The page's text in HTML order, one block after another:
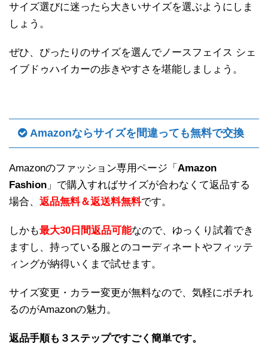
サイズ選びに迷ったら大きいサイズを選ぶようにしま
しょう。
ぜひ、ぴったりのサイズを選んでノースフェイス シェ
イブドゥハイカーの歩きやすさを堪能しましょう。
Amazonならサイズを間違っても無料で交換
Amazonのファッション専用ページ「 Amazon
Fashion 」で購入すればサイズが合わなくて返品する
場合、 返品無料＆返送料無料です。
しかも最大30日間返品可能なので、ゆっくり試着でき
ますし、持っている服とのコーディネートやフィッテ
ィングが納得いくまで試せます。
サイズ変更・カラー変更が無料なので、気軽にポチれ
るのがAmazonの魅力。
返品手順も３ステップですごく簡単です。